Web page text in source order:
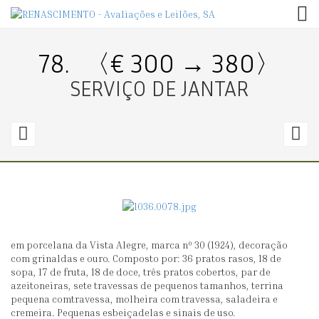
78. 〈€ 300 → 380〉
SERVIÇO DE JANTAR
〈€
SERVIÇO
DE
JANTAR
em porcelana da Vista Alegre, marca nº 30 (1924), decoração
com grinaldas e ouro. Composto por: 36 pratos rasos, 18 de
sopa, 17 de fruta, 18 de doce, três pratos cobertos, par de
azeitoneiras, sete travessas de pequenos tamanhos, terrina
pequena comtravessa, molheira com travessa, saladeira e
cremeira. Pequenas esbeiçadelas e sinais de uso.